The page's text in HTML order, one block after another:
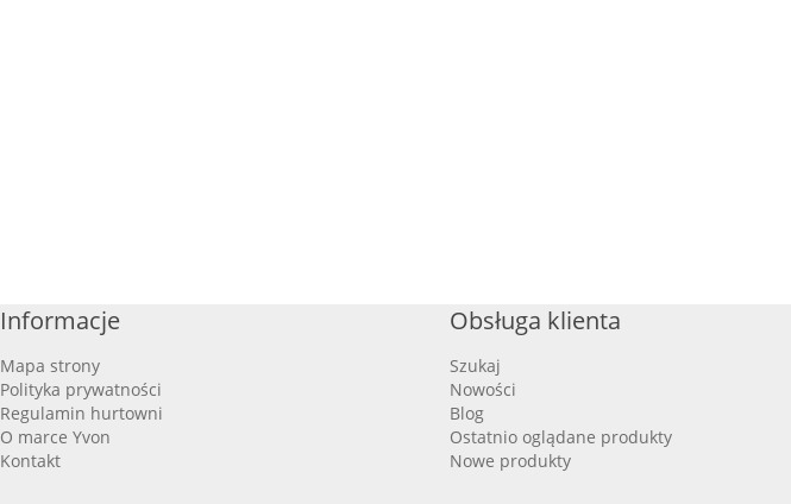
Informacje
Mapa strony
Polityka prywatności
Regulamin hurtowni
O marce Yvon
Kontakt
Obsługa klienta
Szukaj
Nowości
Blog
Ostatnio oglądane produkty
Nowe produkty